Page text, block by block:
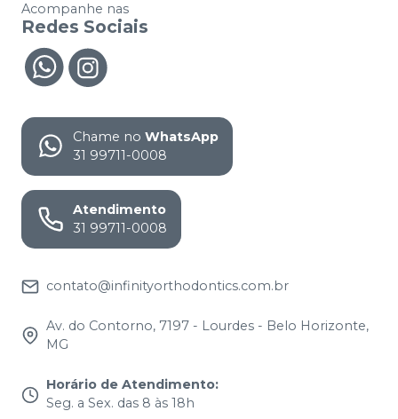
Acompanhe nas
Redes Sociais
Chame no WhatsApp
31 99711-0008
Atendimento
31 99711-0008
contato@infinityorthodontics.com.br
Av. do Contorno, 7197 - Lourdes - Belo Horizonte,
MG
Horário de Atendimento:
Seg. a Sex. das 8 às 18h